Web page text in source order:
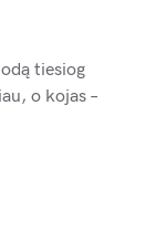
tiesiog
o kojas –